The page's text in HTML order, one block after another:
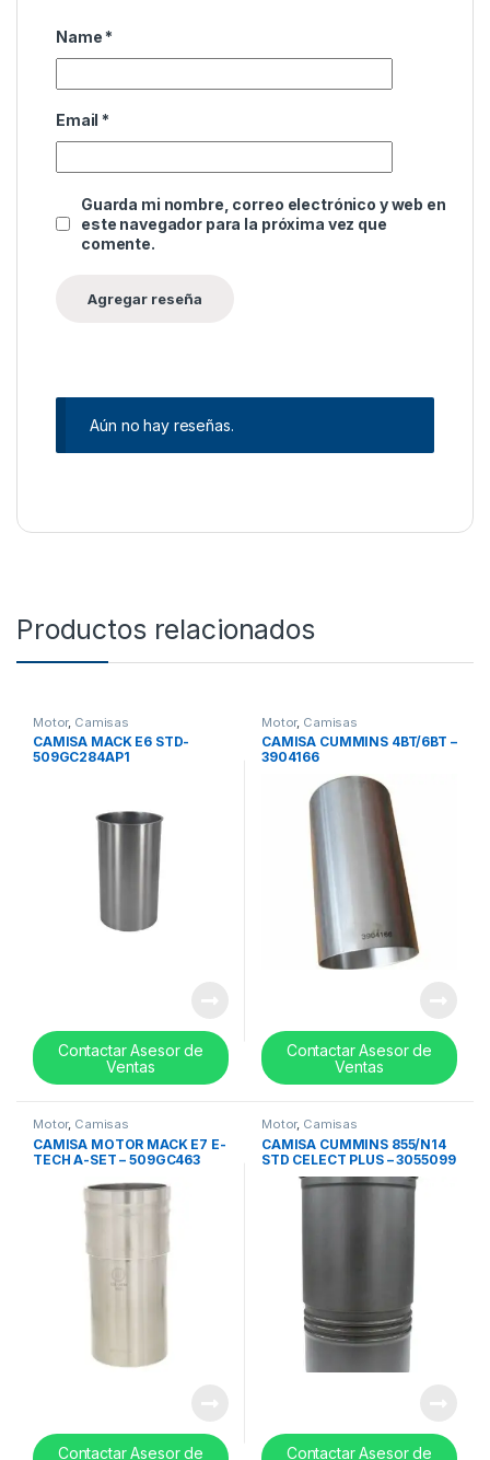
Name *
Email *
Guarda mi nombre, correo electrónico y web en
este navegador para la próxima vez que
comente.
Aún no hay reseñas.
Productos relacionados
Motor, Camisas
CAMISA MACK E6 STD-
509GC284AP1
Contactar Asesor de
Ventas
Motor, Camisas
CAMISA CUMMINS 4BT/6BT –
3904166
Contactar Asesor de
Ventas
Motor, Camisas
CAMISA MOTOR MACK E7 E-
TECH A-SET – 509GC463
Contactar Asesor de
Motor, Camisas
CAMISA CUMMINS 855/N14
STD CELECT PLUS – 3055099
Contactar Asesor de